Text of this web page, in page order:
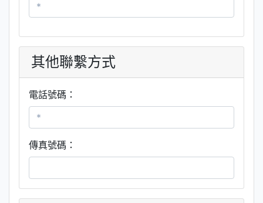
其他聯繫方式
電話號碼：
傳真號碼：